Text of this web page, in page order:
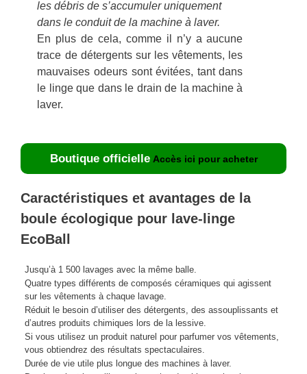
les débris de s’accumuler uniquement
dans le conduit de la machine à laver.
En plus de cela, comme il n’y a aucune
trace de détergents sur les vêtements, les
mauvaises odeurs sont évitées, tant dans
le linge que dans le drain de la machine à
laver.
Boutique officielle Accès ici pour acheter
Caractéristiques et avantages de la
boule écologique pour lave-linge
EcoBall
Jusqu’à 1 500 lavages avec la même balle.
Quatre types différents de composés céramiques qui agissent
sur les vêtements à chaque lavage.
Réduit le besoin d’utiliser des détergents, des assouplissants et
d’autres produits chimiques lors de la lessive.
Si vous utilisez un produit naturel pour parfumer vos vêtements,
vous obtiendrez des résultats spectaculaires.
Durée de vie utile plus longue des machines à laver.